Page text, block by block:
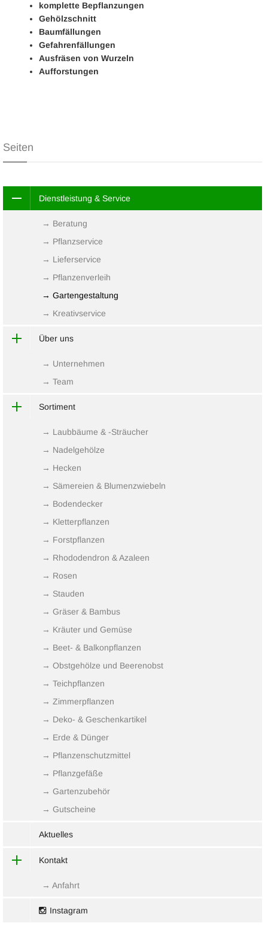
komplette Bepflanzungen
Gehölzschnitt
Baumfällungen
Gefahrenfällungen
Ausfräsen von Wurzeln
Aufforstungen
Seiten
Dienstleistung & Service
→ Beratung
→ Pflanzservice
→ Lieferservice
→ Pflanzenverleih
→ Gartengestaltung
→ Kreativservice
Über uns
→ Unternehmen
→ Team
Sortiment
→ Laubbäume & -Sträucher
→ Nadelgehölze
→ Hecken
→ Sämereien & Blumenzwiebeln
→ Bodendecker
→ Kletterpflanzen
→ Forstpflanzen
→ Rhododendron & Azaleen
→ Rosen
→ Stauden
→ Gräser & Bambus
→ Kräuter und Gemüse
→ Beet- & Balkonpflanzen
→ Obstgehölze und Beerenobst
→ Teichpflanzen
→ Zimmerpflanzen
→ Deko- & Geschenkartikel
→ Erde & Dünger
→ Pflanzenschutzmittel
→ Pflanzgefäße
→ Gartenzubehör
→ Gutscheine
Aktuelles
Kontakt
→ Anfahrt
Instagram